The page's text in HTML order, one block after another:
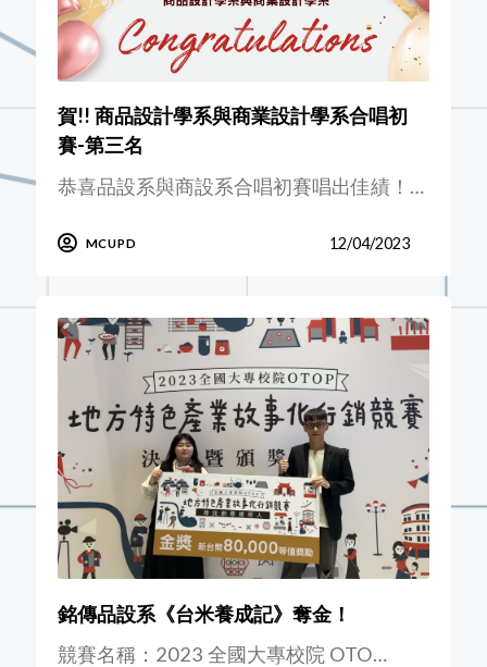
賀!! 商品設計學系與商業設計學系合唱初
賽-第三名
恭喜品設系與商設系合唱初賽唱出佳績！…
MCUPD 12/04/2023
銘傳品設系《台米養成記》奪金！
競賽名稱：2023 全國大專校院 OTO…